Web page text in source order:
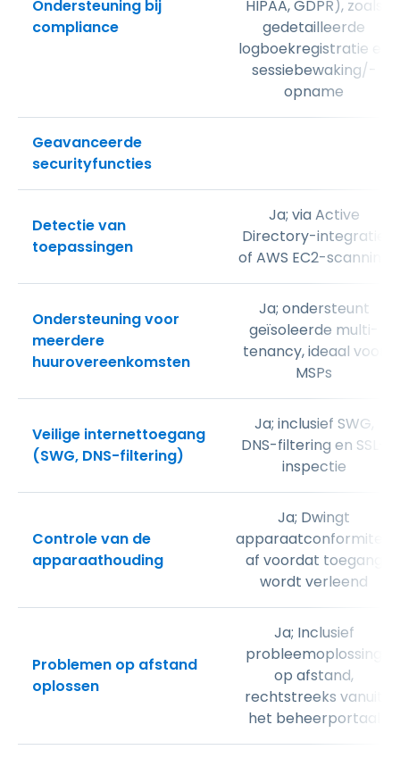
Ondersteuning bij
compliance
HIPAA, GDPR), zoals
gedetailleerde
logboekregistratie en
sessiebewaking/-
opname
Geavanceerde
securityfuncties
Detectie van
toepassingen
Ja; via Active
Directory-integratie
of AWS EC2-scanning
Ondersteuning voor
meerdere
huurovereenkomsten
Ja; ondersteunt
geïsoleerde multi-
tenancy, ideaal voor
MSPs
Veilige internettoegang
(SWG, DNS-filtering)
Ja; inclusief SWG,
DNS-filtering en SSL-
inspectie
Controle van de
apparaathouding
Ja; Dwingt
apparaatconformiteit
af voordat toegang
wordt verleend
Problemen op afstand
oplossen
Ja; Inclusief
probleemoplossing
op afstand,
rechtstreeks vanuit
het beheerportaal